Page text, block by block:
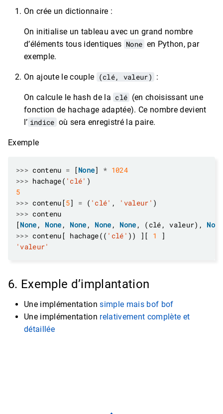
On crée un dictionnaire :
On initialise un tableau avec un grand nombre
d’éléments tous identiques None en Python, par
exemple.
On ajoute le couple (clé, valeur) :
On calcule le hash de la clé (en choisissant une
fonction de hachage adaptée). Ce nombre devient
l’ indice où sera enregistré la paire.
Exemple
>>> contenu = [None] * 1024
>>> hachage( 'clé'
5
>>> contenu[5] = ( 'clé' , 'valeur'
>>>
[None , None , None , None , None , (clé, valeur), None
>>> contenu[ hachage(( 'clé' )) ][ 1
'valeur'
6. Exemple d’implantation
Une implémentationsimple mais bof bof
Une implémentation relativement complète et
détaillée